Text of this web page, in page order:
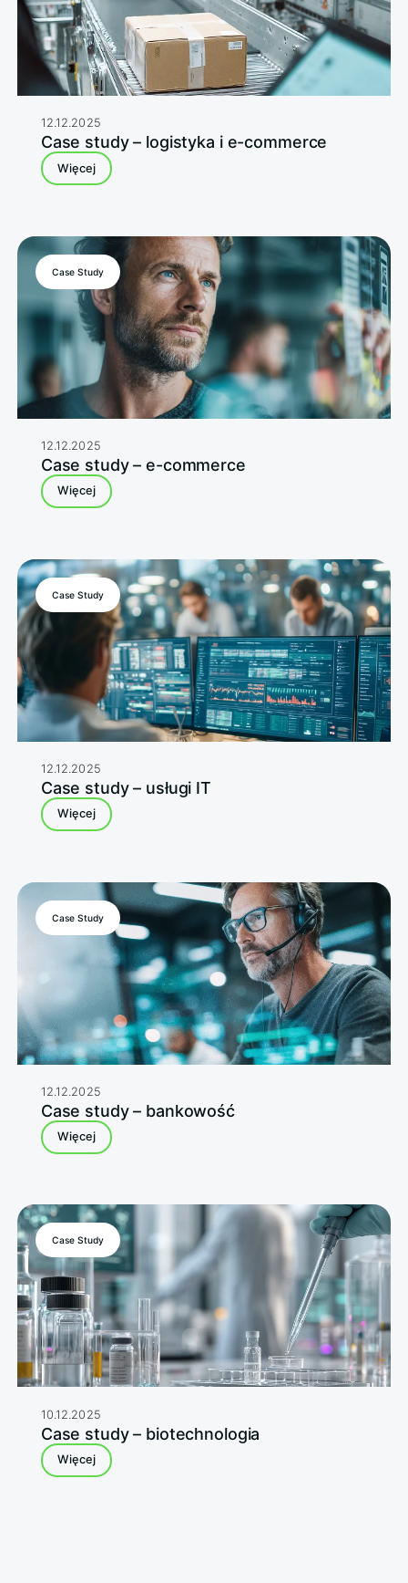
12.12.2025
Case study – logistyka i e-commerce
Więcej
12.12.2025
Case study – e-commerce
Więcej
Case Study
12.12.2025
Case study – usługi IT
Więcej
Case Study
12.12.2025
Case study – bankowość
Więcej
Case Study
10.12.2025
Case study – biotechnologia
Więcej
Case Study